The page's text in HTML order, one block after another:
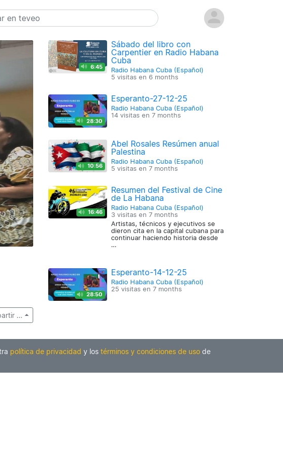
…
6:45
Sábado del libro con
Carpentier en Radio Habana
Cuba
Radio Habana Cuba (Español)
5 visitas en 6 months
28:30
Esperanto-27-12-25
Radio Habana Cuba (Español)
14 visitas en 7 months
10:56
Abel Rosales Resúmen anual
Palestina
Radio Habana Cuba (Español)
5 visitas en 7 months
16:46
Resumen del Festival de Cine
de La Habana
Radio Habana Cuba (Español)
3 visitas en 7 months
Artistas, técnicos y ejecutivos se
dieron cita en la capital cubana para
continuar haciendo historia desde
…
28:50
Esperanto-14-12-25
Radio Habana Cuba (Español)
25 visitas en 7 months
política de privacidad y los términos y condiciones de usode